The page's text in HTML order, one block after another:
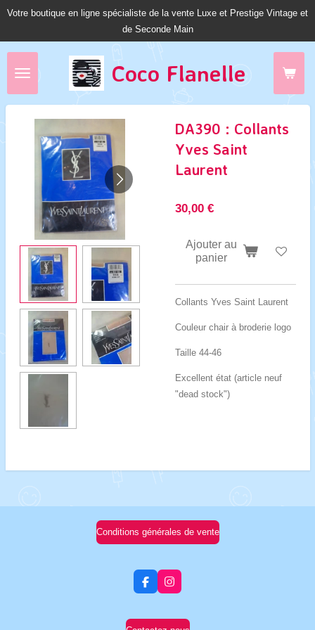
Passer
Coco Flanelle
Votre boutique en ligne spécialiste de la vente Luxe et Prestige Vintage et
de Seconde Main
DA390 : Collants
Yves Saint
Laurent
30,00 €
Ajouter au
panier
Collants Yves Saint Laurent
Couleur chair à broderie logo
Taille 44-46
Excellent état (article neuf
"dead stock")
Conditions générales de vente
F
a
e
b
I
n
t
a